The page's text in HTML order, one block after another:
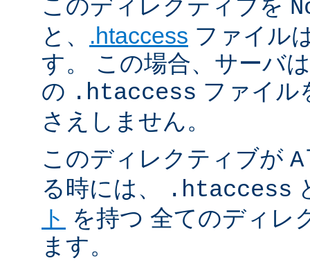
このディレクティブを
と、 .htaccess ファイル
す。 この場合、サーバ
の .htaccess ファイル
さえしません。
このディレクティブが
る時には、
.htaccess
ト を持つ 全てのディレ
ます。